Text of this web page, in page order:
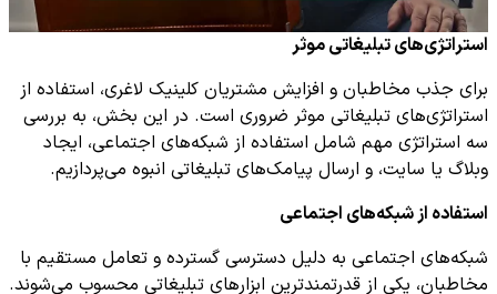
استراتژی‌های تبلیغاتی موثر
برای جذب مخاطبان و افزایش مشتریان کلینیک لاغری، استفاده از
استراتژی‌های تبلیغاتی موثر ضروری است. در این بخش، به بررسی
سه استراتژی مهم شامل استفاده از شبکه‌های اجتماعی، ایجاد
وبلاگ یا سایت، و ارسال پیامک‌های تبلیغاتی انبوه می‌پردازیم.
استفاده از شبکه‌های اجتماعی
شبکه‌های اجتماعی به دلیل دسترسی گسترده و تعامل مستقیم با
مخاطبان، یکی از قدرتمندترین ابزارهای تبلیغاتی محسوب می‌شوند.